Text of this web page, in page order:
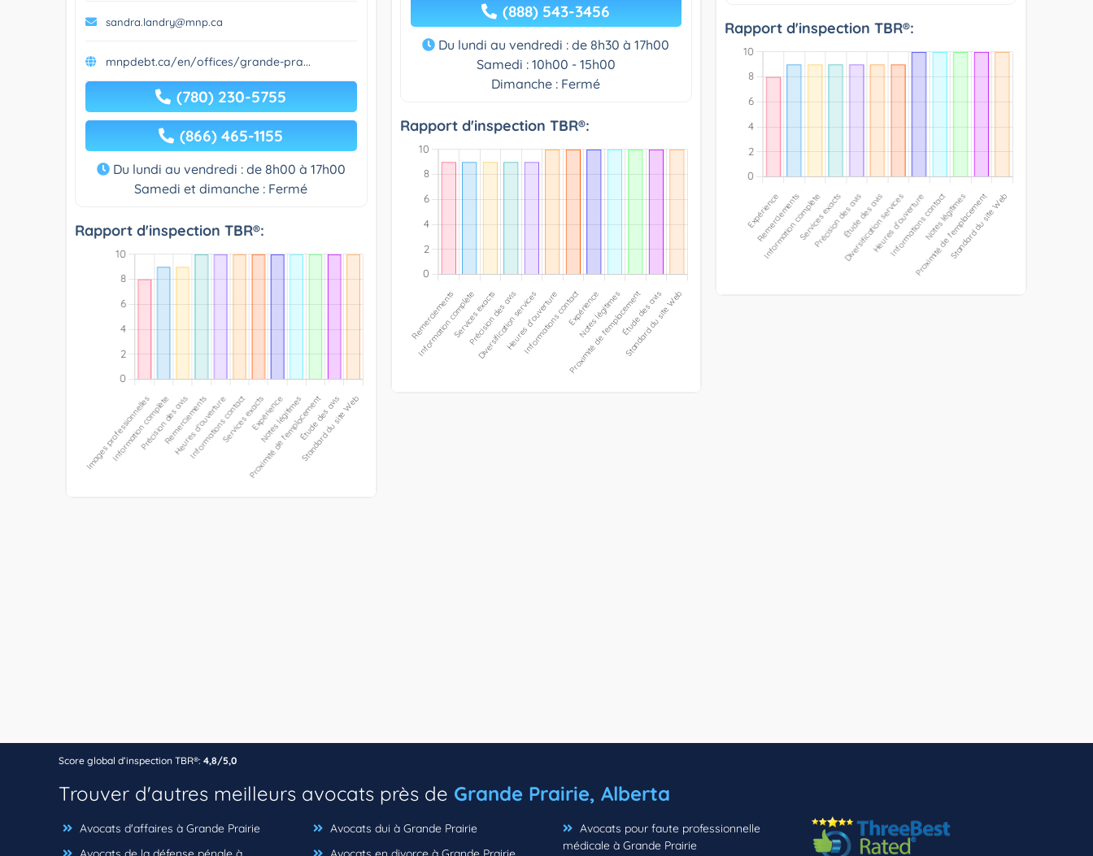
sandra.landry@mnp.ca
mnpdebt.ca/en/offices/grande-pra...
(780) 230-5755
(866) 465-1155
Du lundi au vendredi : de 8h00 à 17h00
Samedi et dimanche : Fermé
Rapport d'inspection TBR®:
(888) 543-3456
Du lundi au vendredi : de 8h30 à 17h00
Samedi : 10h00 - 15h00
Dimanche : Fermé
Rapport d'inspection TBR®:
Rapport d'inspection TBR®:
Score global d’inspection TBR®: 4,8/5,0
Trouver d'autres meilleurs avocats près de Grande Prairie, Alberta
Avocats d'affaires à Grande Prairie
Avocats dui à Grande Prairie
Avocats pour faute professionnelle
médicale à Grande Prairie